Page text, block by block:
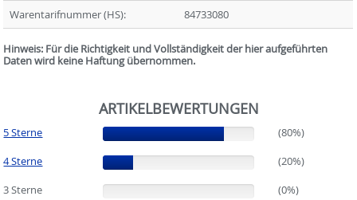
Warentarifnummer (HS):
84733080
Hinweis: Für die Richtigkeit und Vollständigkeit der hier aufgeführten
Daten wird keine Haftung übernommen.
ARTIKELBEWERTUNGEN
5 Sterne (80%)
(80%)
4 Sterne
(20%)
(20%)
3 Sterne
(0%)